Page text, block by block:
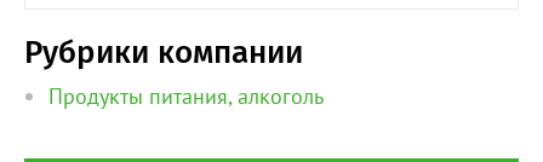
Рубрики компании
Продукты питания, алкоголь